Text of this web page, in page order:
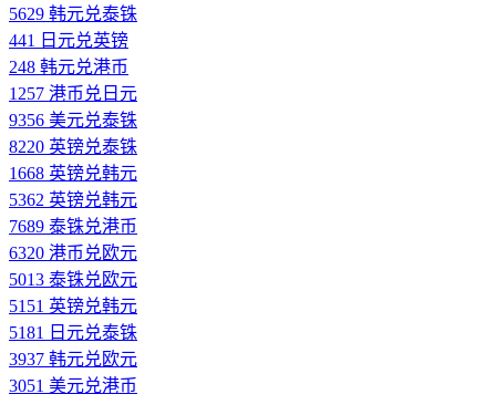
5629 韩元兑泰铢
441 日元兑英镑
248 韩元兑港币
1257 港币兑日元
9356 美元兑泰铢
8220 英镑兑泰铢
1668 英镑兑韩元
5362 英镑兑韩元
7689 泰铢兑港币
6320 港币兑欧元
5013 泰铢兑欧元
5151 英镑兑韩元
5181 日元兑泰铢
3937 韩元兑欧元
3051 美元兑港币